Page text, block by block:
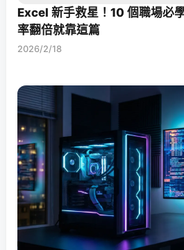
Excel 新手救星！10 個職場必
率翻倍就靠這篇
2026/2/18